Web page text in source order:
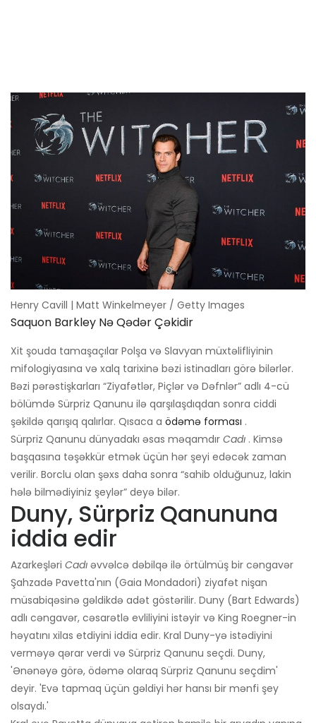
Henry Cavill | Matt Winkelmeyer / Getty Images
Saquon Barkley Nə Qədər Çəkidir
Xit şouda tamaşaçılar Polşa və Slavyan müxtəlifliyinin
mifologiyasına və xalq tarixinə bəzi istinadları görə bilərlər.
Bəzi pərəstişkarları “Ziyafətlər, Piçlər və Dəfnlər” adlı 4-cü
bölümdə Sürpriz Qanunu ilə qarşılaşdıqdan sonra ciddi
şəkildə qarışıq qalırlar. Qısaca a ödəmə forması .
Sürpriz Qanunu dünyadakı əsas məqamdır Cadı . Kimsə
başqasına təşəkkür etmək üçün hər şeyi edəcək zaman
verilir. Borclu olan şəxs daha sonra “sahib olduğunuz, lakin
hələ bilmədiyiniz şeylər” deyə bilər.
Duny, Sürpriz Qanununa
iddia edir
Azarkeşləri Cadı əvvəlcə dəbilqə ilə örtülmüş bir cəngavər
Şahzadə Pavetta'nın (Gaia Mondadori) ziyafət nişan
müsabiqəsinə gəldikdə adət göstərilir. Duny (Bart Edwards)
adlı cəngavər, cəsarətlə evliliyini istəyir və King Roegner-in
həyatını xilas etdiyini iddia edir. Kral Duny-yə istədiyini
verməyə qərar verdi və Sürpriz Qanunu seçdi. Duny,
'Ənənəyə görə, ödəmə olaraq Sürpriz Qanunu seçdim'
deyir. 'Evə tapmaq üçün gəldiyi hər hansı bir mənfi şey
olsaydı.'